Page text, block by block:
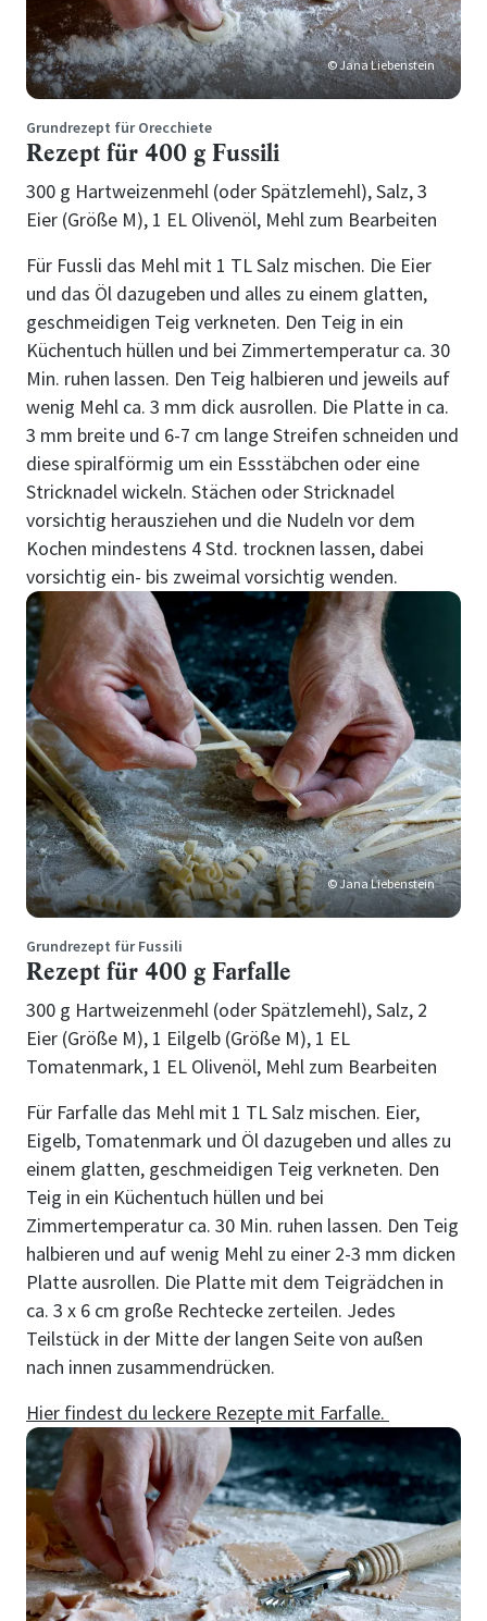
© Jana Liebenstein
Grundrezept für Orecchiete
Rezept für 400 g Fussili
300 g Hartweizenmehl (oder Spätzlemehl), Salz, 3
Eier (Größe M), 1 EL Olivenöl, Mehl zum Bearbeiten
Für Fussli das Mehl mit 1 TL Salz mischen. Die Eier
und das Öl dazugeben und alles zu einem glatten,
geschmeidigen Teig verkneten. Den Teig in ein
Küchentuch hüllen und bei Zimmertemperatur ca. 30
Min. ruhen lassen. Den Teig halbieren und jeweils auf
wenig Mehl ca. 3 mm dick ausrollen. Die Platte in ca.
3 mm breite und 6-7 cm lange Streifen schneiden und
diese spiralförmig um ein Essstäbchen oder eine
Stricknadel wickeln. Stächen oder Stricknadel
vorsichtig herausziehen und die Nudeln vor dem
Kochen mindestens 4 Std. trocknen lassen, dabei
vorsichtig ein- bis zweimal vorsichtig wenden.
© Jana Liebenstein
Grundrezept für Fussili
Rezept für 400 g Farfalle
300 g Hartweizenmehl (oder Spätzlemehl), Salz, 2
Eier (Größe M), 1 Eilgelb (Größe M), 1 EL
Tomatenmark, 1 EL Olivenöl, Mehl zum Bearbeiten
Für Farfalle das Mehl mit 1 TL Salz mischen. Eier,
Eigelb, Tomatenmark und Öl dazugeben und alles zu
einem glatten, geschmeidigen Teig verkneten. Den
Teig in ein Küchentuch hüllen und bei
Zimmertemperatur ca. 30 Min. ruhen lassen. Den Teig
halbieren und auf wenig Mehl zu einer 2-3 mm dicken
Platte ausrollen. Die Platte mit dem Teigrädchen in
ca. 3 x 6 cm große Rechtecke zerteilen. Jedes
Teilstück in der Mitte der langen Seite von außen
nach innen zusammendrücken.
Hier findest du leckere Rezepte mit Farfalle.